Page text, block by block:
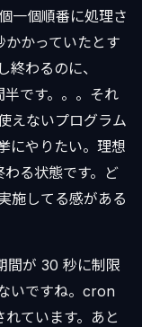
一個順番に処理さ
かっていたとす
わるのに、
です。。。それ
えないプログラム
にやりたい。理想
る状態です。ど
施してる感がある
間が 30 秒に制限
いですね。cron
ています。あと